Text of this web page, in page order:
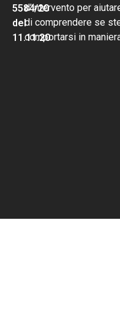
5584/20
del
11.11.20
d’intervento per
di comprendere se
comportarsi in